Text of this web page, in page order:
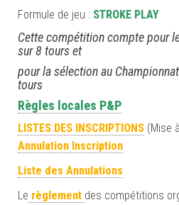
Formule de jeu : STROKE PLAY
Cette compétition compte pour
sur 8 tours et
pour la sélection au
tours
Règles locales P&P
LISTES DES INSCRIPTIONS (Mise
Annulation Inscription
Liste des Annulations
Le règlement des compétitions